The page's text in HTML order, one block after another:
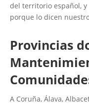
del territorio español,
porque lo dicen
Provincias
A Coruña, Álava,